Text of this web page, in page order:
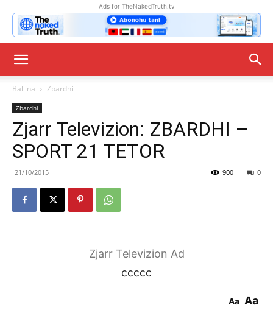
Ads for TheNakedTruth.tv
Ballina Zbardhi
Zbardhi
Zjarr Televizion: ZBARDHI –
SPORT 21 TETOR
21/10/2015 0
900
Zjarr Televizion Ad
ccccc
Aa Aa